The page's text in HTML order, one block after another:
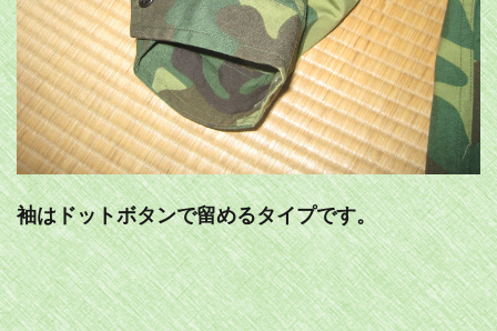
袖はドットボタンで留めるタイプです。